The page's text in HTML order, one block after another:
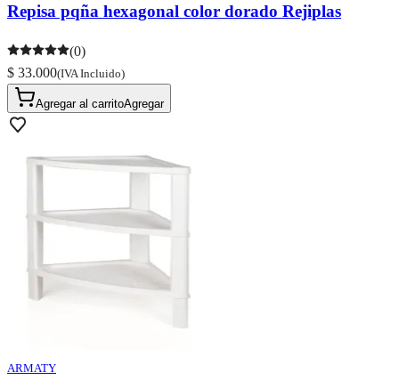
Repisa pqña hexagonal color dorado Rejiplas
(0)
$ 33.000(IVA Incluido)
Agregar al carritoAgregar
ARMATY